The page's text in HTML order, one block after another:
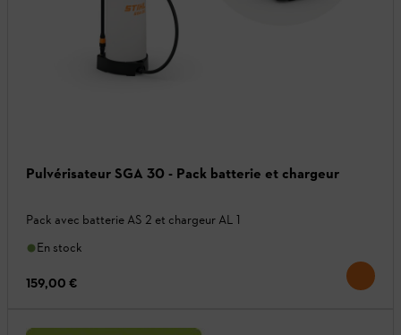
Pulvérisateur SGA 30 - Pack batterie et chargeur
Pack avec batterie AS 2 et chargeur AL 1
En stock
159,00 €